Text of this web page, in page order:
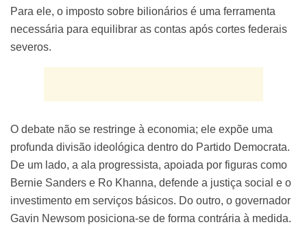
Para ele, o imposto sobre bilionários é uma ferramenta
necessária para equilibrar as contas após cortes federais
severos.
O debate não se restringe à economia; ele expõe uma
profunda divisão ideológica dentro do Partido Democrata.
De um lado, a ala progressista, apoiada por figuras como
Bernie Sanders e Ro Khanna, defende a justiça social e o
investimento em serviços básicos. Do outro, o governador
Gavin Newsom posiciona-se de forma contrária à medida.